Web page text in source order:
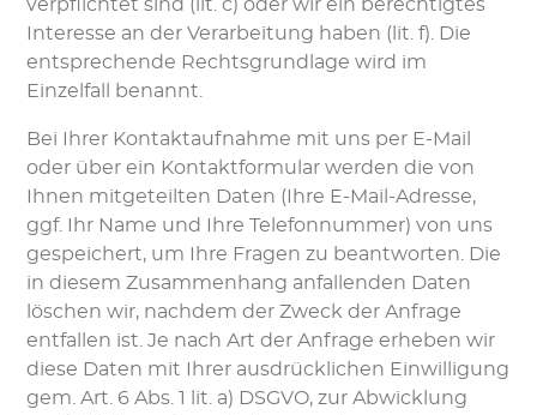
verpflichtet sind (lit. c) oder wir ein berechtigtes
Interesse an der Verarbeitung haben (lit. f). Die
entsprechende Rechtsgrundlage wird im
Einzelfall benannt.
Bei Ihrer Kontaktaufnahme mit uns per E-Mail
oder über ein Kontaktformular werden die von
Ihnen mitgeteilten Daten (Ihre E-Mail-Adresse,
ggf. Ihr Name und Ihre Telefonnummer) von uns
gespeichert, um Ihre Fragen zu beantworten. Die
in diesem Zusammenhang anfallenden Daten
löschen wir, nachdem der Zweck der Anfrage
entfallen ist. Je nach Art der Anfrage erheben wir
diese Daten mit Ihrer ausdrücklichen Einwilligung
gem. Art. 6 Abs. 1 lit. a) DSGVO, zur Abwicklung